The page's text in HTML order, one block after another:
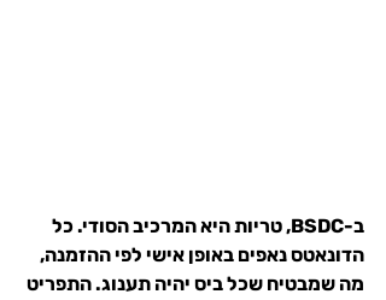
ב-BSDC, טריות היא המרכיב הסודי. כל
הדונאטס נאפים באופן אישי לפי ההזמנה,
מה שמבטיח שכל ביס יהיה תענוג. התפריט